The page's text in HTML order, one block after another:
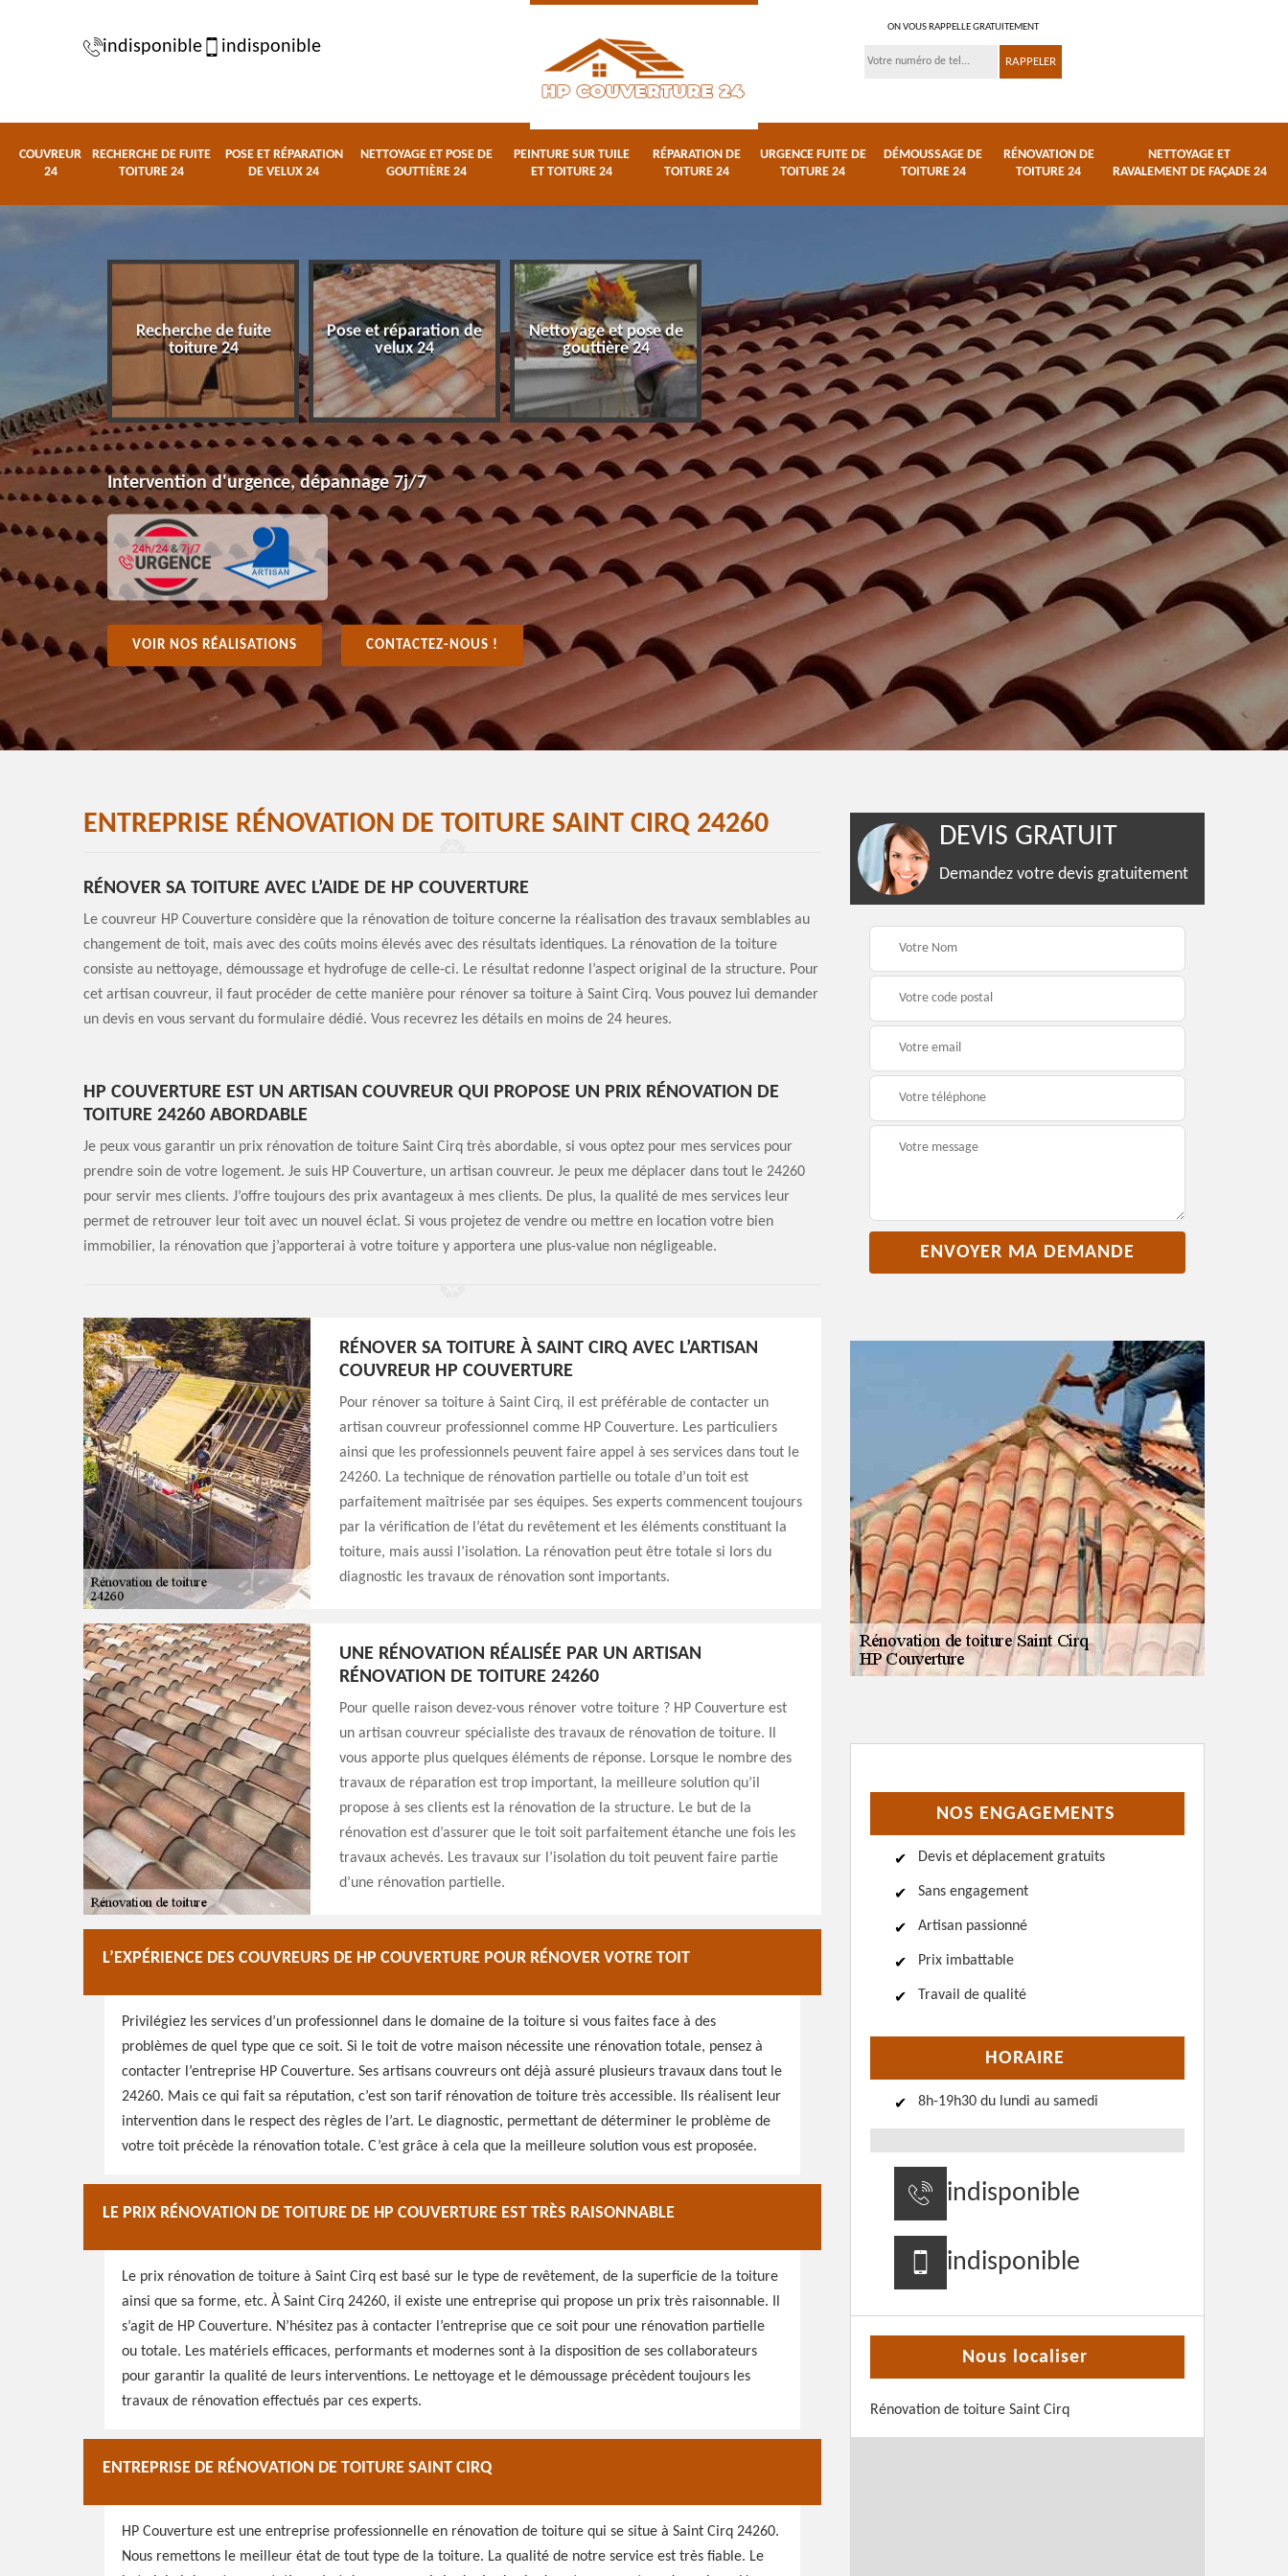
indisponible indisponible
ON VOUS RAPPELLE GRATUITEMENT
COUVREUR
24
RECHERCHE DE FUITE
TOITURE 24
POSE ET RÉPARATION
DE VELUX 24
NETTOYAGE ET POSE DE
GOUTTIÈRE 24
PEINTURE SUR TUILE
ET TOITURE 24
RÉPARATION DE
TOITURE 24
URGENCE FUITE DE
TOITURE 24
DÉMOUSSAGE DE
TOITURE 24
RÉNOVATION DE
TOITURE 24
NETTOYAGE ET
RAVALEMENT DE FAÇADE 24
Recherche de fuite
toiture 24
Pose et réparation de
velux 24
Nettoyage et pose de
gouttière 24
Peinture sur tuile et
toiture 24
Réparation de toiture
24
Urgence fuite de
toiture 24
Intervention d'urgence, dépannage 7j/7
VOIR NOS RÉALISATIONS CONTACTEZ-NOUS !
ENTREPRISE RÉNOVATION DE TOITURE SAINT CIRQ 24260
RÉNOVER SA TOITURE AVEC L’AIDE DE HP COUVERTURE
Le couvreur HP Couverture considère que la rénovation de toiture concerne la réalisation des travaux semblables au
changement de toit, mais avec des coûts moins élevés avec des résultats identiques. La rénovation de la toiture
consiste au nettoyage, démoussage et hydrofuge de celle-ci. Le résultat redonne l’aspect original de la structure. Pour
cet artisan couvreur, il faut procéder de cette manière pour rénover sa toiture à Saint Cirq. Vous pouvez lui demander
un devis en vous servant du formulaire dédié. Vous recevrez les détails en moins de 24 heures.
HP COUVERTURE EST UN ARTISAN COUVREUR QUI PROPOSE UN PRIX RÉNOVATION DE
TOITURE 24260 ABORDABLE
Je peux vous garantir un prix rénovation de toiture Saint Cirq très abordable, si vous optez pour mes services pour
prendre soin de votre logement. Je suis HP Couverture, un artisan couvreur. Je peux me déplacer dans tout le 24260
pour servir mes clients. J’offre toujours des prix avantageux à mes clients. De plus, la qualité de mes services leur
permet de retrouver leur toit avec un nouvel éclat. Si vous projetez de vendre ou mettre en location votre bien
immobilier, la rénovation que j’apporterai à votre toiture y apportera une plus-value non négligeable.
RÉNOVER SA TOITURE À SAINT CIRQ AVEC L’ARTISAN
COUVREUR HP COUVERTURE
Pour rénover sa toiture à Saint Cirq, il est préférable de contacter un
artisan couvreur professionnel comme HP Couverture. Les particuliers
ainsi que les professionnels peuvent faire appel à ses services dans tout le
24260. La technique de rénovation partielle ou totale d’un toit est
parfaitement maîtrisée par ses équipes. Ses experts commencent toujours
par la vérification de l’état du revêtement et les éléments constituant la
toiture, mais aussi l’isolation. La rénovation peut être totale si lors du
diagnostic les travaux de rénovation sont importants.
UNE RÉNOVATION RÉALISÉE PAR UN ARTISAN
RÉNOVATION DE TOITURE 24260
Pour quelle raison devez-vous rénover votre toiture ? HP Couverture est
un artisan couvreur spécialiste des travaux de rénovation de toiture. Il
vous apporte plus quelques éléments de réponse. Lorsque le nombre des
travaux de réparation est trop important, la meilleure solution qu’il
propose à ses clients est la rénovation de la structure. Le but de la
rénovation est d’assurer que le toit soit parfaitement étanche une fois les
travaux achevés. Les travaux sur l’isolation du toit peuvent faire partie
d’une rénovation partielle.
L’EXPÉRIENCE DES COUVREURS DE HP COUVERTURE POUR RÉNOVER VOTRE TOIT
Privilégiez les services d’un professionnel dans le domaine de la toiture si vous faites face à des
problèmes de quel type que ce soit. Si le toit de votre maison nécessite une rénovation totale, pensez à
contacter l’entreprise HP Couverture. Ses artisans couvreurs ont déjà assuré plusieurs travaux dans tout le
24260. Mais ce qui fait sa réputation, c’est son tarif rénovation de toiture très accessible. Ils réalisent leur
intervention dans le respect des règles de l’art. Le diagnostic, permettant de déterminer le problème de
votre toit précède la rénovation totale. C’est grâce à cela que la meilleure solution vous est proposée.
LE PRIX RÉNOVATION DE TOITURE DE HP COUVERTURE EST TRÈS RAISONNABLE
Le prix rénovation de toiture à Saint Cirq est basé sur le type de revêtement, de la superficie de la toiture
ainsi que sa forme, etc. À Saint Cirq 24260, il existe une entreprise qui propose un prix très raisonnable. Il
s’agit de HP Couverture. N’hésitez pas à contacter l’entreprise que ce soit pour une rénovation partielle
ou totale. Les matériels efficaces, performants et modernes sont à la disposition de ses collaborateurs
pour garantir la qualité de leurs interventions. Le nettoyage et le démoussage précèdent toujours les
travaux de rénovation effectués par ces experts.
ENTREPRISE DE RÉNOVATION DE TOITURE SAINT CIRQ
HP Couverture est une entreprise professionnelle en rénovation de toiture qui se situe à Saint Cirq 24260.
Nous remettons le meilleur état de tout type de la toiture. La qualité de notre service est très fiable. Le
DEVIS GRATUIT
Demandez votre devis gratuitement
NOS ENGAGEMENTS
Devis et déplacement gratuits
Sans engagement
Artisan passionné
Prix imbattable
Travail de qualité
HORAIRE
8h-19h30 du lundi au samedi
indisponible
indisponible
Nous localiser
Rénovation de toiture Saint Cirq